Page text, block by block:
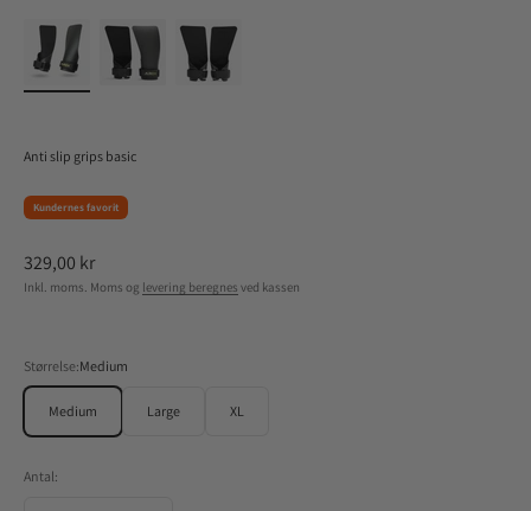
Anti slip grips basic
Kundernes favorit
Salgspris
329,00 kr
Inkl. moms. Moms og levering beregnes ved kassen
Størrelse:Medium
Medium Large XL
Antal: